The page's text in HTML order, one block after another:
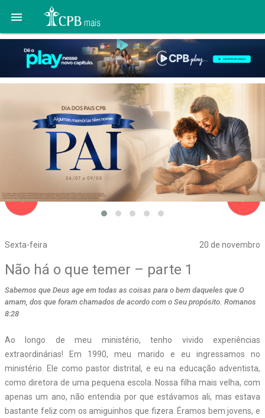

Sexta-feira 20 de novembro
navigate_before
Não há o que temer – parte 1
Sabemos que Deus age em todas as coisas para o bem daqueles que O
amam, dos que foram chamados de acordo com o Seu propósito. Romanos
8:28
Ao longo de meu ministério, tenho vivido experiências
extraordinárias! Em 1990, meu marido e eu ingressamos no
ministério. Ele como pastor distrital, e eu na educação adventista,
como diretora de uma pequena escola. Nossa filha mais velha, com
apenas um ano, não entendia por que estávamos ali, mas estava
bastante feliz com os amiguinhos que fizera. Éramos bem jovens, e
navigate_next